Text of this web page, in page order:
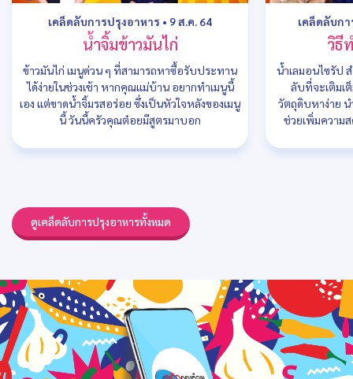
เคล็ดลับการปรุงอาหาร • 9 ส.ค. 64
น้ำจิ้มข้าวมันไก่
ข้าวมันไก่ เมนูด่วน ๆ ที่สามารถหาซื้อรับประทาน
ได้ง่ายในช่วงเช้า หากคุณแม่บ้าน อยากทำเมนูนี้
เอง แต่ขาดน้ำจิ้มรสอร่อย ซึ่งเป็นหัวใจหลังของเมนู
นี้ วันนี้ครัวคุณต๋อยมีสูตรมาบอก
เคล็ดลับก
วิธี
น้ำเลมอนไซรัป
ลับที่จะเติมเ
วัตถุดิบหาง่าย น
ช่วยเพิ่มความ
ดูเคล็ดลับการปรุงอาหารทั้งหมด